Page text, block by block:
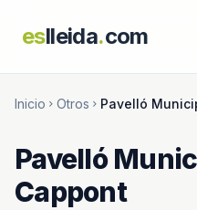
eslleida.com
Inicio chevron_right Otros chevron_right Pavelló
Pavelló
Cappont